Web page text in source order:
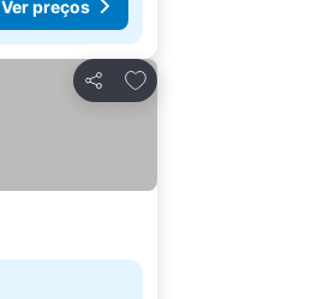
Ver preços
Partilhar
Adicionar aos favoritos